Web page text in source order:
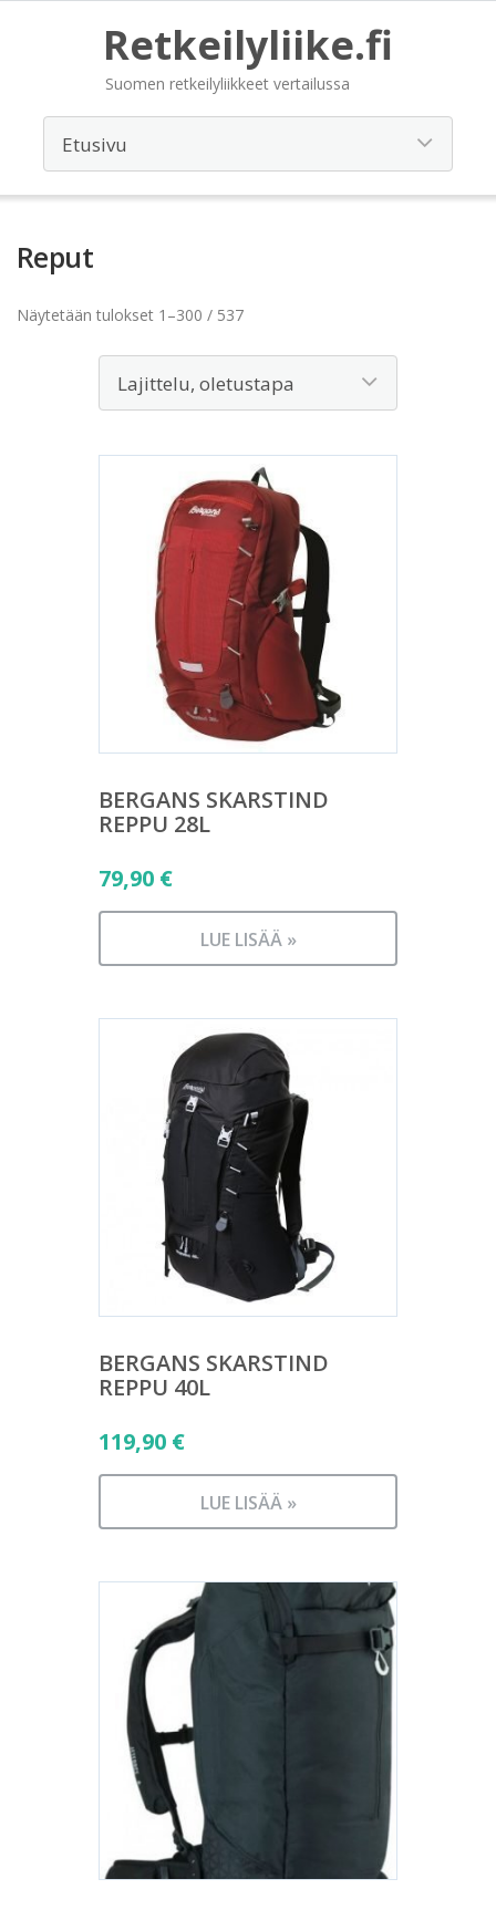
Retkeilyliike.fi
Suomen retkeilyliikkeet vertailussa
Reput
Näytetään tulokset 1–300 / 537
BERGANS SKARSTIND
REPPU 28L
79,90 €
LUE LISÄÄ »
BERGANS SKARSTIND
REPPU 40L
119,90 €
LUE LISÄÄ »